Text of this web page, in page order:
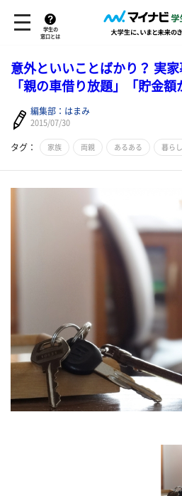
学生の
窓口とは
意外といいことばかり？ 実
「親の車借り放題」「貯金額
編集部：はまみ
2015/07/30
タグ： 家族 両親 あるある 暮らし